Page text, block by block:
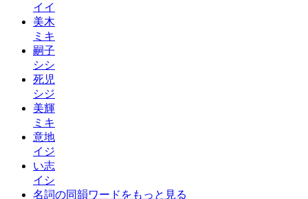
イイ
美木
ミキ
嗣子
シシ
死児
シジ
美輝
ミキ
意地
イジ
い志
イシ
名詞の同韻ワードをもっと見る